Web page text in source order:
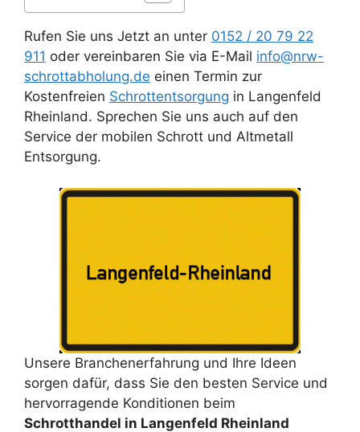
Rufen Sie uns Jetzt an unter 0152 / 20 79 22
911 oder vereinbaren Sie via E-Mail info@nrw-
schrottabholung.de einen Termin zur
Kostenfreien Schrottentsorgung in Langenfeld
Rheinland. Sprechen Sie uns auch auf den
Service der mobilen Schrott und Altmetall
Entsorgung.
Unsere Branchenerfahrung und Ihre Ideen
sorgen dafür, dass Sie den besten Service und
hervorragende Konditionen beim
Schrotthandel in Langenfeld Rheinland